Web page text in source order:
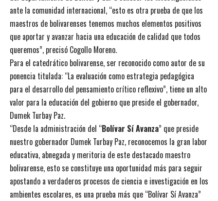
ante la comunidad internacional, “esto es otra prueba de que los
maestros de bolivarenses tenemos muchos elementos positivos
que aportar y avanzar hacia una educación de calidad que todos
queremos”, precisó Cogollo Moreno.
Para el catedrático bolivarense, ser reconocido como autor de su
ponencia titulada: “La evaluación como estrategia pedagógica
para el desarrollo del pensamiento crítico reflexivo”, tiene un alto
valor para la educación del gobierno que preside el gobernador,
Dumek Turbay Paz.
“Desde la administración del “Bolívar Sí Avanza” que preside
nuestro gobernador Dumek Turbay Paz, reconocemos la gran labor
educativa, abnegada y meritoria de este destacado maestro
bolivarense, esto se constituye una oportunidad más para seguir
apostando a verdaderos procesos de ciencia e investigación en los
ambientes escolares, es una prueba más que “Bolívar Sí Avanza”